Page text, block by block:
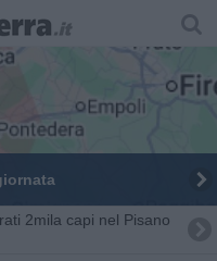
2mila capi nel Pisano